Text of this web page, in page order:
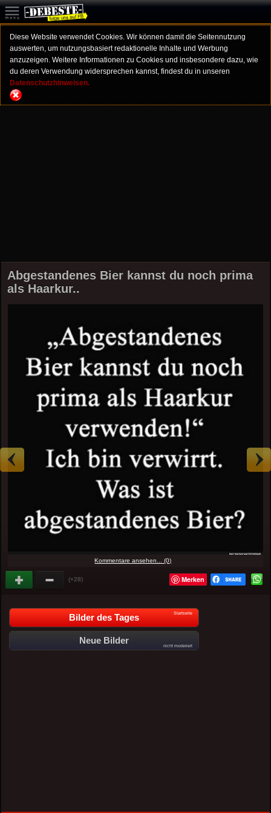
Diese Website verwendet Cookies. Wir können damit die Seitennutzung
auswerten, um nutzungsbasiert redaktionelle Inhalte und Werbung
anzuzeigen. Weitere Informationen zu Cookies und insbesondere dazu, wie
du deren Verwendung widersprechen kannst, findest du in unseren
Datenschutzhinweisen.
Abgestandenes Bier kannst du noch prima
als Haarkur..
Kommentare ansehen... (0)
(+28) Merken
Bilder des Tages Startseite
Neue Bilder
nicht moderiert